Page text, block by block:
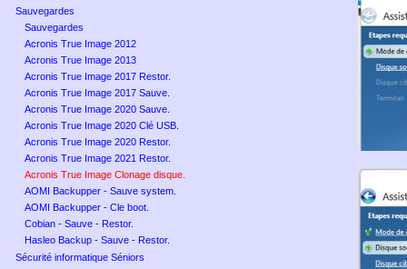
Sauvegardes
Sauvegardes
Acronis True Image 2012
Acronis True Image 2013
Acronis True Image 2017 Restor.
Acronis True Image 2017 Sauve.
Acronis True Image 2020 Sauve.
Acronis True Image 2020 Clé USB.
Acronis True Image 2020 Restor.
Acronis True Image 2021 Restor.
Acronis True Image Clonage disque.
AOMI Backupper - Sauve system.
AOMI Backupper - Cle boot.
Cobian - Sauve - Restor.
Hasleo Backup - Sauve - Restor.
Sécurité informatique Séniors